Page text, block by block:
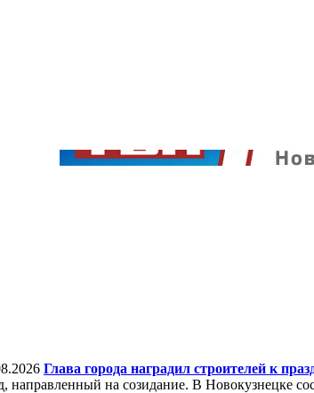
Глава города наградил строителей к
направленный на созидание. В Новокузнецке